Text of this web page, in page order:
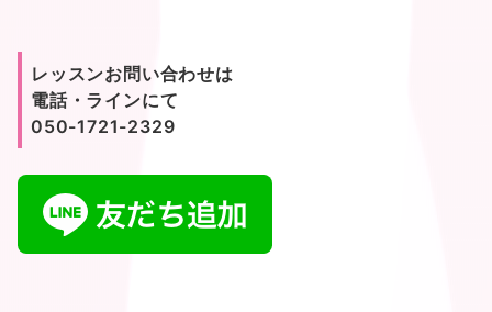
レッスンお問い合わせは
電話・ラインにて
050-1721-2329